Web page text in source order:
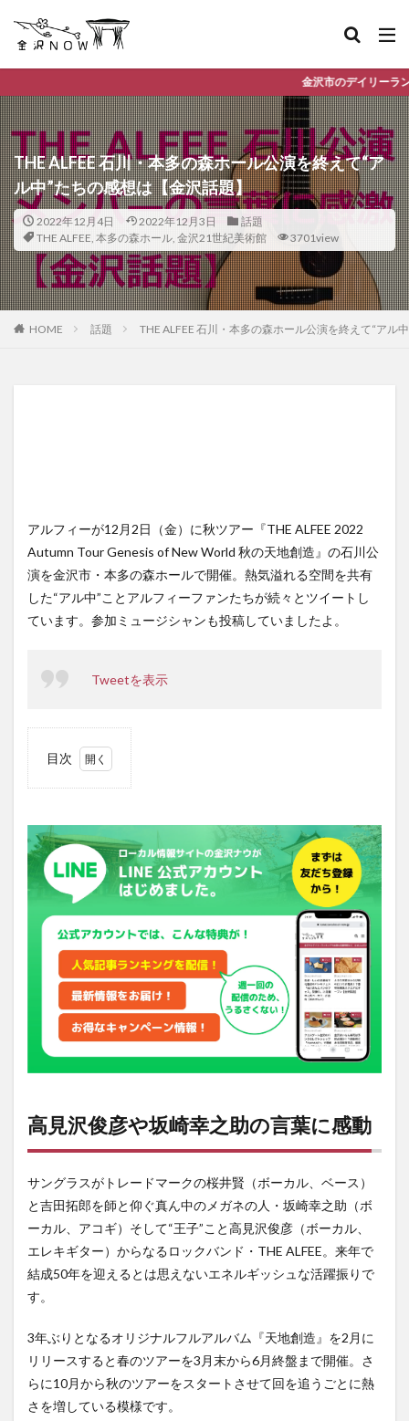
金沢市のデイリーランキングやお得な店
THE ALFEE 石川・本多の森ホール公演を終えて“ア
ル中”たちの感想は【金沢話題】
2022年12月4日 2022年12月3日
話題
THE ALFEE, 本多の森ホール, 金沢21世紀美術館 3701view
HOME 話題 THE ALFEE 石川・本多の森ホール公演を終えて“アル
アルフィーが12月2日（金）に秋ツアー『THE ALFEE 2022
Autumn Tour Genesis of New World 秋の天地創造』の石川公
演を金沢市・本多の森ホールで開催。熱気溢れる空間を共有
した“アル中”ことアルフィーファンたちが続々とツイートし
ています。参加ミュージシャンも投稿していましたよ。
Tweetを表示
目次
彦や
坂崎
幸之
助の
言葉
に感
高見
彦の
に入
りス
ポッ
3
21
美術
館の
情報
高見沢俊彦や坂崎幸之助の言葉に感動
サングラスがトレードマークの桜井賢（ボーカル、ベース）
と吉田拓郎を師と仰ぐ真ん中のメガネの人・坂崎幸之助（ボ
ーカル、アコギ）そして“王子”こと高見沢俊彦（ボーカル、
エレキギター）からなるロックバンド・THE ALFEE。来年で
結成50年を迎えるとは思えないエネルギッシュな活躍振りで
す。
3年ぶりとなるオリジナルフルアルバム『天地創造』を2月に
リリースすると春のツアーを3月末から6月終盤まで開催。さ
らに10月から秋のツアーをスタートさせて回を追うごとに熱
さを増している模様です。